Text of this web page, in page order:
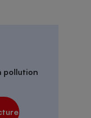
pollution